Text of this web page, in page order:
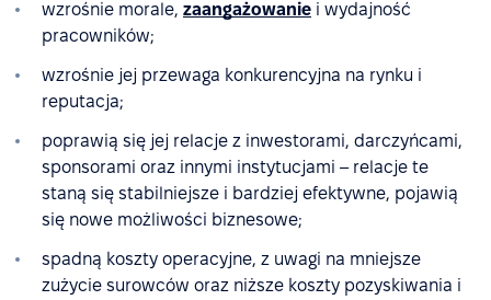
wzrośnie morale, zaangażowanie i wydajność
pracowników;
wzrośnie jej przewaga konkurencyjna na rynku i
reputacja;
poprawią się jej relacje z inwestorami, darczyńcami,
sponsorami oraz innymi instytucjami – relacje te
staną się stabilniejsze i bardziej efektywne, pojawią
się nowe możliwości biznesowe;
spadną koszty operacyjne, z uwagi na mniejsze
zużycie surowców oraz niższe koszty pozyskiwania i